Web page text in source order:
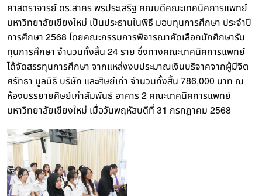
ศาสตราจารย์ ดร.สาครพรประเสริฐ คณบดีคณะเทคนิคการแพทย์
มหาวิทยาลัยเชียงใหม่ เป็นประธานในพิธี มอบทุนการศึกษา ประจำปี
การศึกษา 2568 โดยคณะกรรมการพิจารณาคัดเลือกนักศึกษารับ
ทุนการศึกษา จำนวนทั้งสิ้น 24ราย ซึ่งทางคณะเทคนิคการแพทย์
ได้จัดสรรทุนการศึกษา จากแหล่งงบประมาณเงินบริจาคจากผู้มีจิต
ศรัทธา มูลนิธิ บริษัท และศิษย์เก่า จำนวนทั้งสิ้น 786,000 บาท ณ
ห้องบรรยายศิษย์เก่าสัมพันธ์ อาคาร2 คณะเทคนิคการแพทย์
มหาวิทยาลัยเชียงใหม่ เมื่อวันพฤหัสบดีที่ 31 กรกฎาคม 2568